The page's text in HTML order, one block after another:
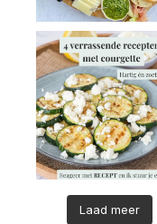
Laad meer